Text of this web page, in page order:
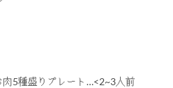
5種盛りプレート…<2~3人前